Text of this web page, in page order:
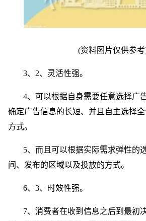
(资料图片仅供参
3、2、灵活性强。
4、可以根据自身需要任意选择广
确定广告信息的长短、并且自主选择
方式。
5、而且可以根据实际需求弹性的
间、发布的区域以及投放的方式。
6、3、时效性强。
7、消费者在收到信息之后到最初